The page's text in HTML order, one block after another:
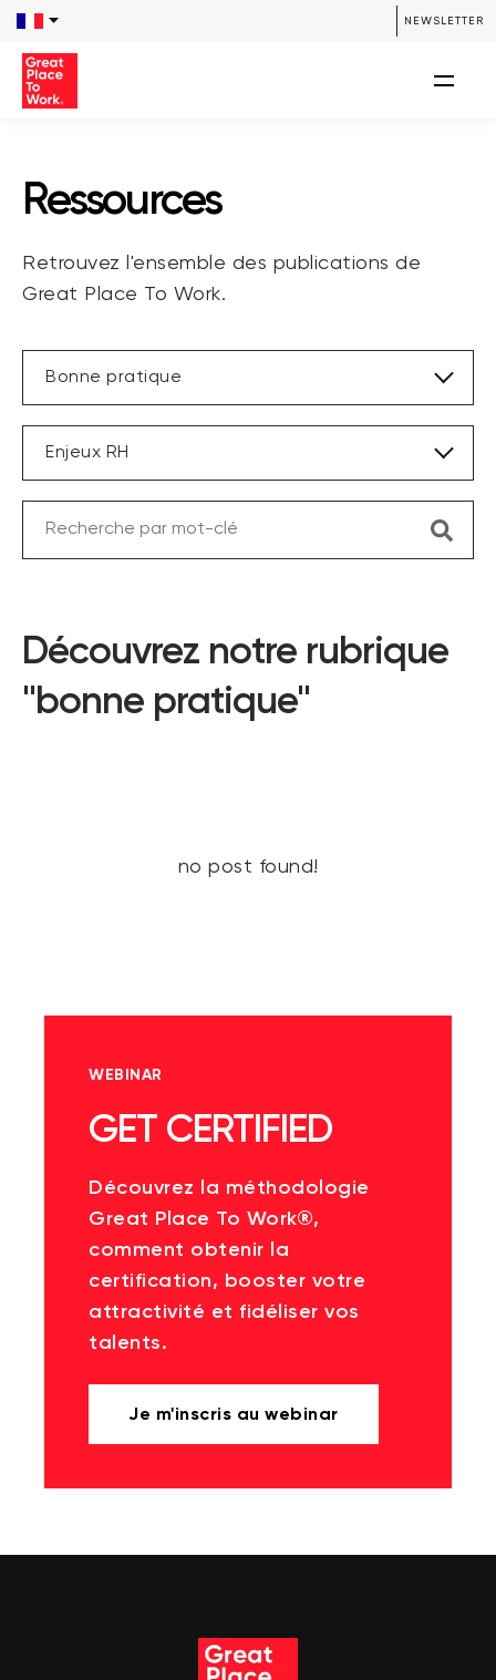
NEWSLETTER
/**** SEARCH *****/ /**** END SEARCH *****/
Ressources
Retrouvez l'ensemble des publications de
Great Place To Work.
Bonne pratique
Enjeux RH
Découvrez notre rubrique
"bonne pratique"
no post found!
WEBINAR
GET CERTIFIED
Découvrez la méthodologie
Great Place To Work®,
comment obtenir la
certification, booster votre
attractivité et fidéliser vos
talents.
Je m'inscris au webinar